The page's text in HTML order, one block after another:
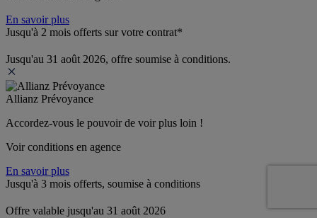
En savoir plus
Jusqu'à 2 mois offerts sur votre contrat*
Jusqu'au 31 août 2026, offre soumise à conditions.
Allianz Prévoyance
Accordez-vous le pouvoir de voir plus loin !
Voir conditions en agence
En savoir plus
Jusqu'à 3 mois offerts, soumise à conditions
Offre valable jusqu'au 31 août 2026